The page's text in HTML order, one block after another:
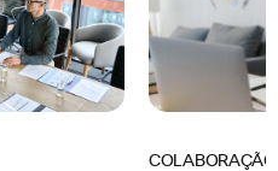
COLABORAÇÃO